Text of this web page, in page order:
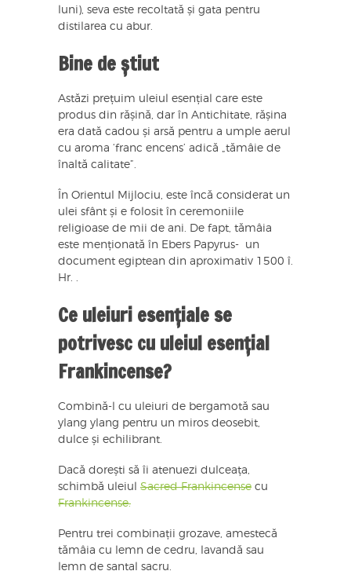
luni), seva este recoltată și gata pentru
distilarea cu abur.
Bine de știut
Astăzi prețuim uleiul esențial care este
produs din rășină, dar în Antichitate, rășina
era dată cadou și arsă pentru a umple aerul
cu aroma ‘franc encens’ adică „tămâie de
înaltă calitate”.
În Orientul Mijlociu, este încă considerat un
ulei sfânt și e folosit în ceremoniile
religioase de mii de ani. De fapt, tămâia
este menționată în Ebers Papyrus- un
document egiptean din aproximativ 1500 î.
Hr. .
Ce uleiuri esențiale se
potrivesc cu uleiul esențial
Frankincense?
Combină-l cu uleiuri de bergamotă sau
ylang ylang pentru un miros deosebit,
dulce și echilibrant.
Dacă dorești să îi atenuezi dulceața,
schimbă uleiul Sacred Frankincense cu
Frankincense.
Pentru trei combinații grozave, amestecă
tămâia cu lemn de cedru, lavandă sau
lemn de santal sacru.